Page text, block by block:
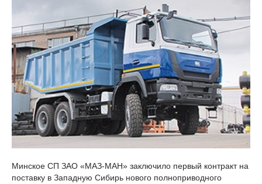
Минское СП ЗАО «МАЗ-МАН» заключило первый контракт на
поставку в Западную Сибирь нового полноприводного